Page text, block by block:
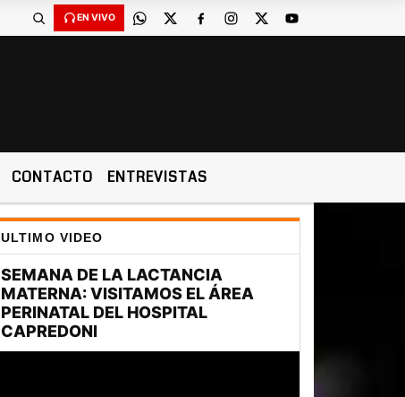
EN VIVO
CONTACTO ENTREVISTAS
ULTIMO VIDEO